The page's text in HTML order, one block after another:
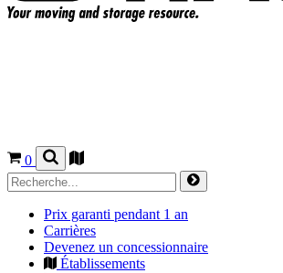
0
Prix garanti pendant 1 an
Carrières
Devenez un concessionnaire
Établissements